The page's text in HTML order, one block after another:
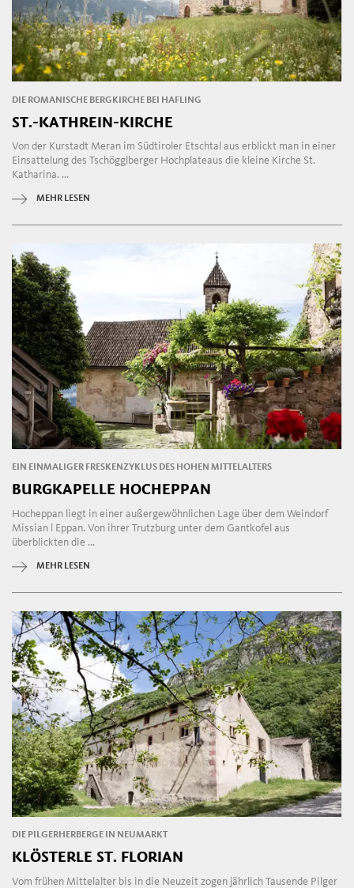
DIE ROMANISCHE BERGKIRCHE BEI HAFLING
ST.-KATHREIN-KIRCHE
Von der Kurstadt Meran im Südtiroler Etschtal aus erblickt man in einer
Einsattelung des Tschögglberger Hochplateaus die kleine Kirche St.
Katharina. ...
MEHR LESEN
EIN EINMALIGER FRESKENZYKLUS DES HOHEN MITTELALTERS
BURGKAPELLE HOCHEPPAN
Hocheppan liegt in einer außergewöhnlichen Lage über dem Weindorf
Missian l Eppan. Von ihrer Trutzburg unter dem Gantkofel aus
überblickten die ...
MEHR LESEN
DIE PILGERHERBERGE IN NEUMARKT
KLÖSTERLE ST. FLORIAN
Vom frühen Mittelalter bis in die Neuzeit zogen jährlich Tausende Pilger